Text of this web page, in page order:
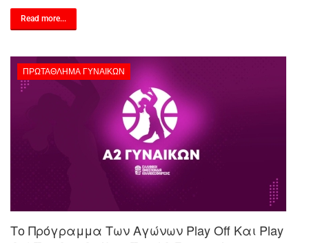
Read more...
ΠΡΩΤΆΘΛΗΜΑ ΓΥΝΑΙΚΏΝ
Το Πρόγραμμα Των Αγώνων Play Off Και Play